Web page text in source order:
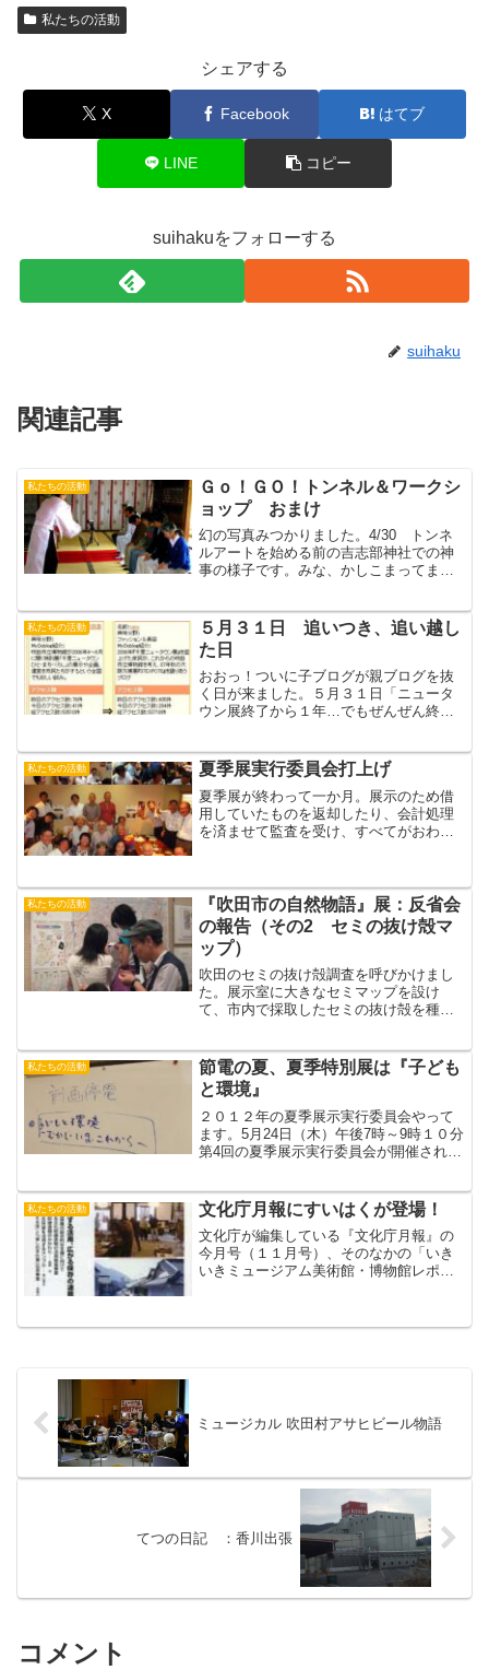
私たちの活動
シェアする
X Facebook はてブ
LINE コピー
suihakuをフォローする
suihaku
関連記事
私たちの活動
Ｇｏ！ＧＯ！トンネル＆ワークシ
ョップ おまけ
幻の写真みつかりました。4/30 トンネ
ルアートを始める前の吉志部神社での神
事の様子です。みな、かしこまってま
た。というか、取材していた新聞社の方
にいただきました。あ...
私たちの活動
５月３１日 追いつき、追い越し
た日
おおっ！ついに子ブログが親ブログを抜
く日が来ました。５月３１日「ニュータ
ウン展終了から１年…でもぜんぜん終わ
ら）
私たちの活動 夏季展実行委員会打上げ
夏季展が終わって一か月。展示のため借
用していたものを返却したり、会計処理
を済ませて監査を受け、すべてがおわっ
組み実行し...
私たちの活動
『吹田市の自然物語』展：反省会
の報告（その2 セミの抜け殻マ
ップ）
吹田のセミの抜け殻調査を呼びかけまし
た。展示室に大きなセミマップを設け
て、市内で採取したセミの抜け殻を種類
クボウシ（黄）の色シールをそのマップ
にどんどん貼っていきました...
私たちの活動
節電の夏、夏季特別展は『子ども
と環境』
２０１２年の夏季展示実行委員会やって
ます。5月24日（木）午後7時～9時１０分
第4回の夏季展示実行委員会が開催されま
－ 』展示企画の実現可能性について、
悩んでいます。み...
私たちの活動 文化庁月報にすいはくが登場！
文化庁が編集している『文化庁月報』の
今月号（１１月号）、そのなかの「いき
いきミュージアム美術館・博物館レポー
ミュージカル 吹田村アサヒビール物語
てつの日記 ：香川出張
コメント